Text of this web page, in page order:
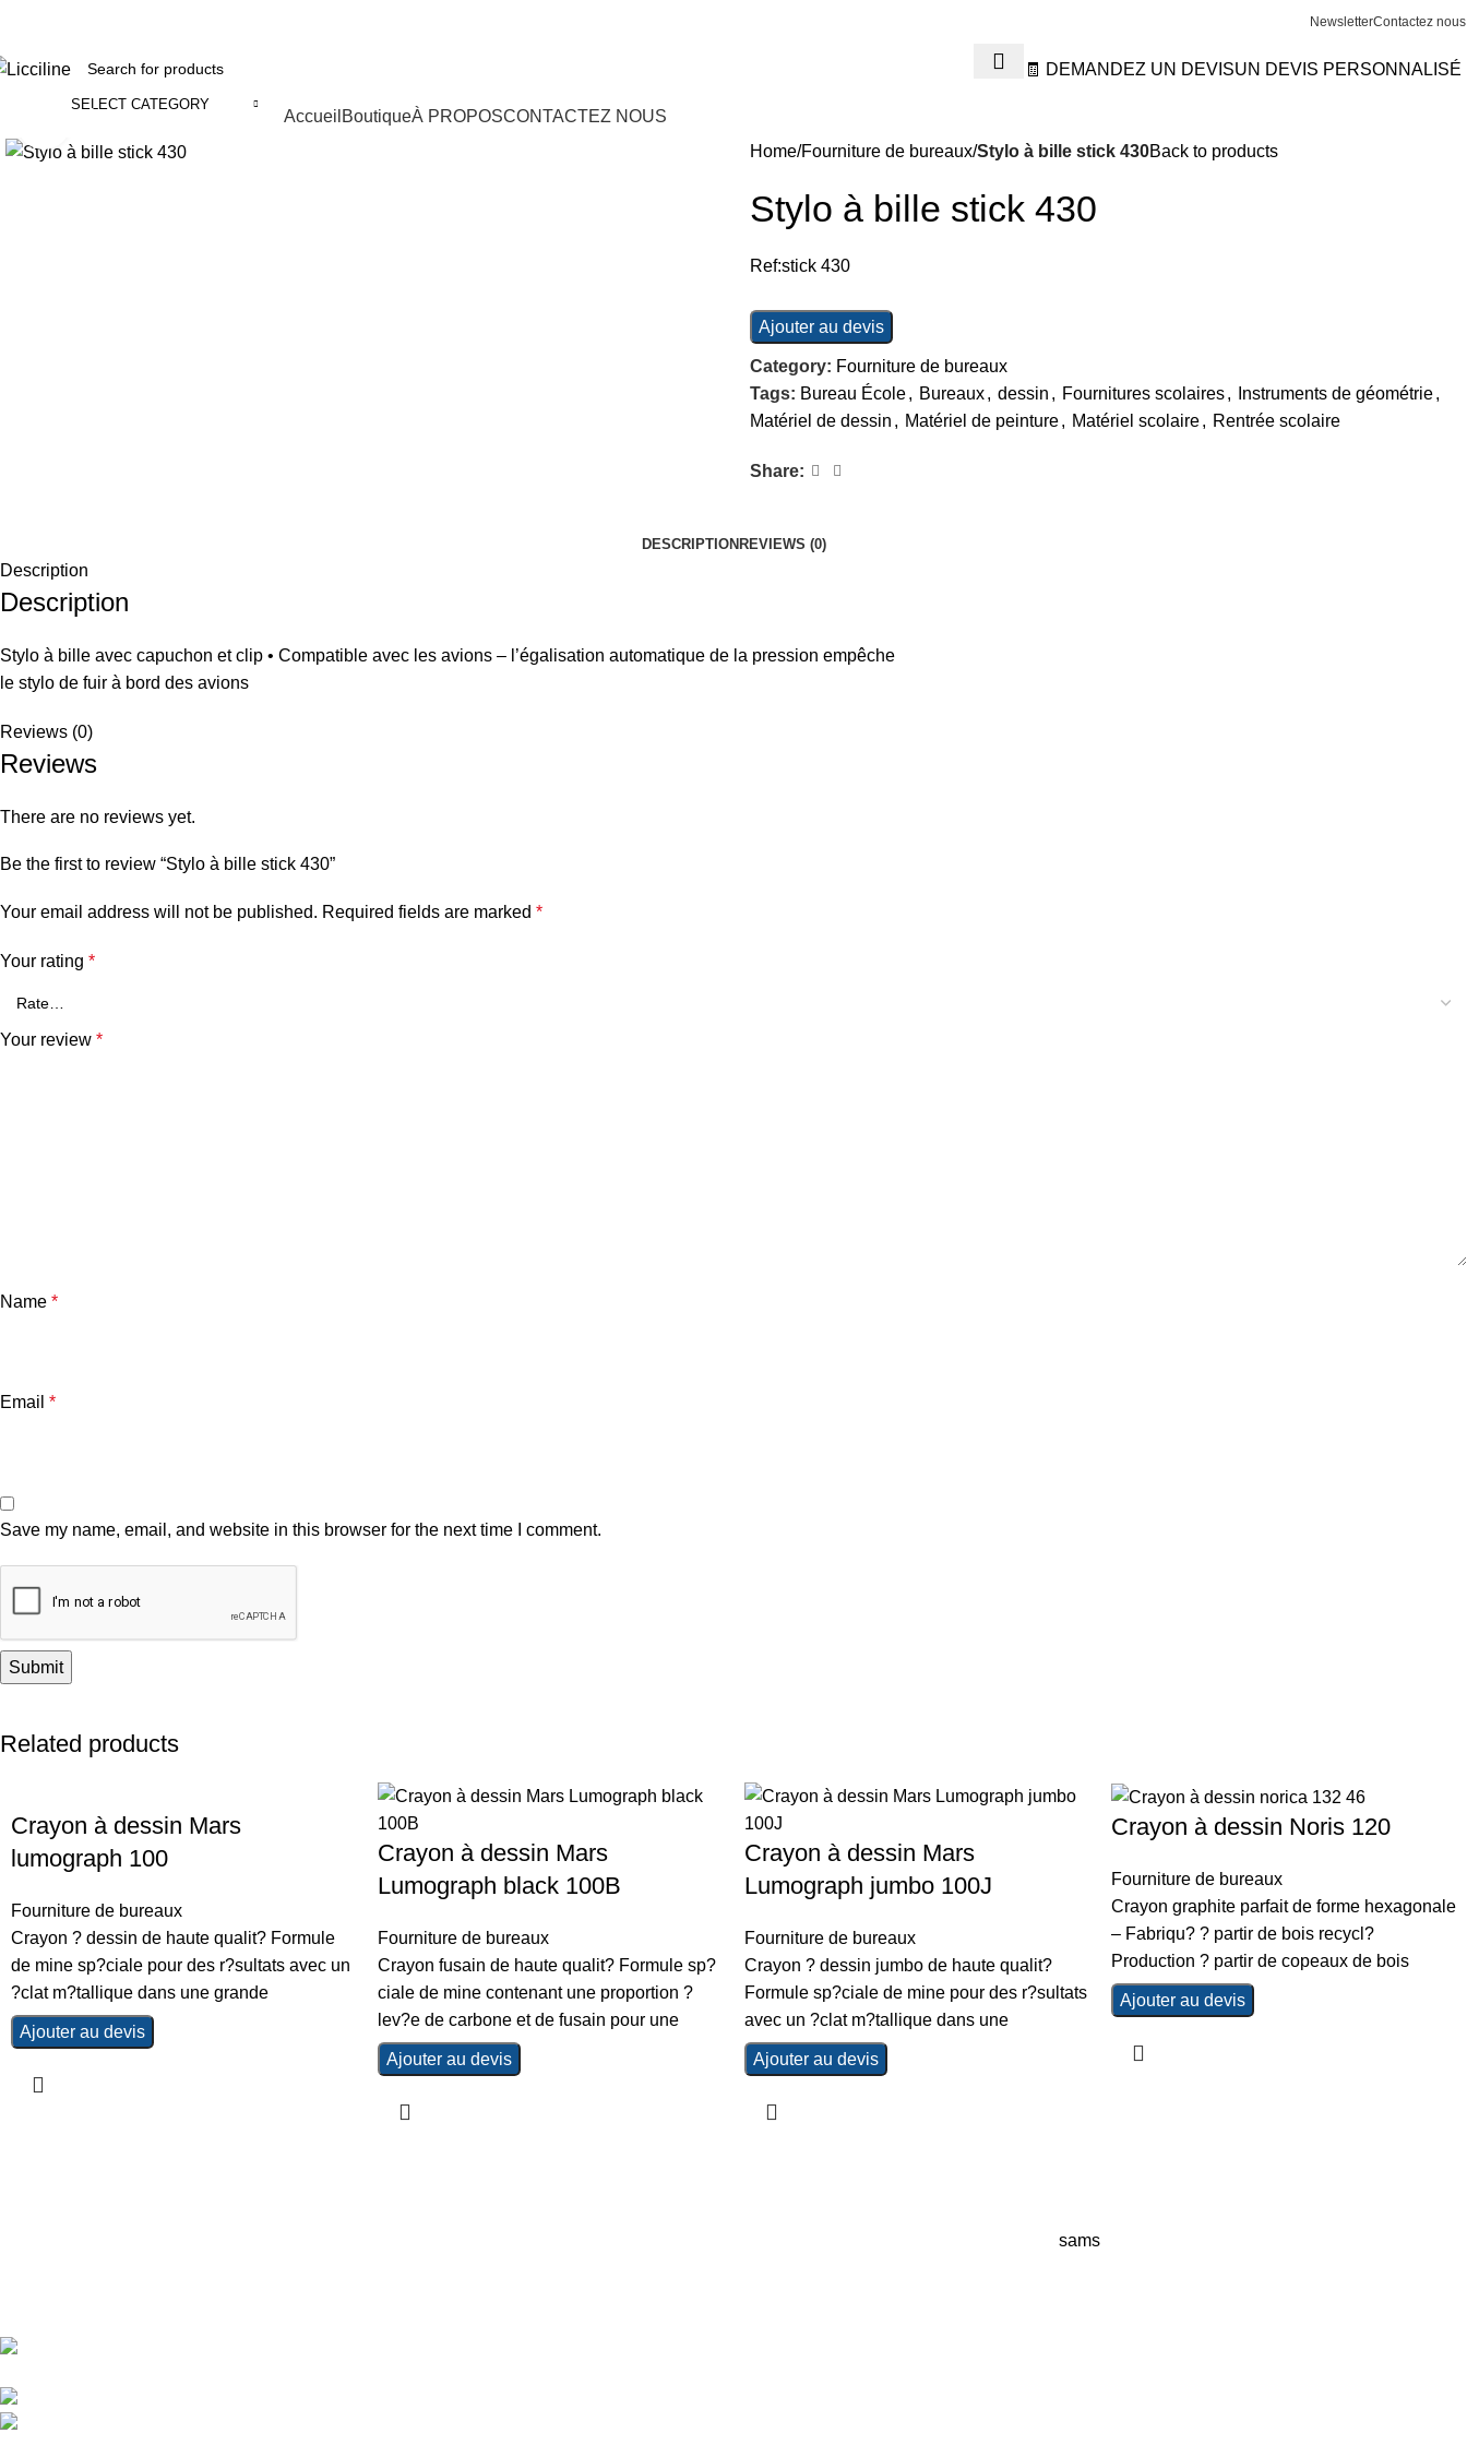
NewsletterContactez nous
SELECT CATEGORY
🧾 DEMANDEZ UN DEVISUN DEVIS PERSONNALISÉ
Categories Accueil BoutiqueÀ PROPOSCONTACTEZ NOUS
Home Fourniture de bureaux Stylo à bille stick 430Back to products
Stylo à bille stick 430
Ref:stick 430
Ajouter au devis
Category: Fourniture de bureaux
Tags: Bureau École, Bureaux, dessin , Fournitures scolaires, Instruments de géométrie,
Matériel de dessin , Matériel de peinture, Matériel scolaire, Rentrée scolaire
Share:
DESCRIPTION REVIEWS (0)
Description
Description
Stylo à bille avec capuchon et clip • Compatible avec les avions – l’égalisation automatique de la pression empêche
le stylo de fuir à bord des avions
Reviews (0)
Reviews
There are no reviews yet.
Be the first to review “Stylo à bille stick 430”
Your email address will not be published. Required fields are marked *
Your rating *
Your review *
Name *
Email *
Save my name, email, and website in this browser for the next time I comment.
Related products
Crayon à dessin Mars
lumograph 100
Fourniture de bureaux
Crayon ? dessin de haute qualit? Formule
de mine sp?ciale pour des r?sultats avec un
?clat m?tallique dans une grande
Ajouter au devis
Crayon à dessin Mars
Lumograph black 100B
Fourniture de bureaux
Crayon fusain de haute qualit? Formule sp?
ciale de mine contenant une proportion ?
lev?e de carbone et de fusain pour une
Ajouter au devis
Crayon à dessin Mars
Lumograph jumbo 100J
Fourniture de bureaux
Crayon ? dessin jumbo de haute qualit?
Formule sp?ciale de mine pour des r?sultats
avec un ?clat m?tallique dans une
Ajouter au devis
Crayon à dessin Noris 120
Fourniture de bureaux
Crayon graphite parfait de forme hexagonale
– Fabriqu? ? partir de bois recycl?
Production ? partir de copeaux de bois
Ajouter au devis
sams